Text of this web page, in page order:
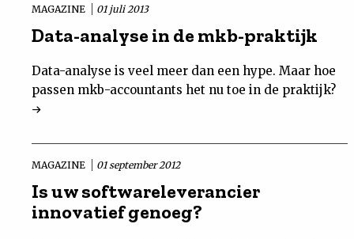
MAGAZINE 01 juli 2013
Data-analyse in de mkb-praktijk
Data-analyse is veel meer dan een hype. Maar hoe
passen mkb-accountants het nu toe in de praktijk?
MAGAZINE 01 september 2012
Is uw softwareleverancier
innovatief genoeg?